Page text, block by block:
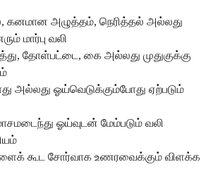
கனமான அழுத்தம், நெரித்தல் அல்லது
மார்பு வலி
தோள்பட்டை, கை அல்லது முதுகுக்கு
அல்லது ஓய்வெடுக்கும்போது ஏற்படும்
ஓய்வுடன் மேம்படும் வலி
கூட சோர்வாக உணரவைக்கும் விளக்க